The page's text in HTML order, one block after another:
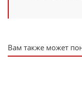
Вам также может